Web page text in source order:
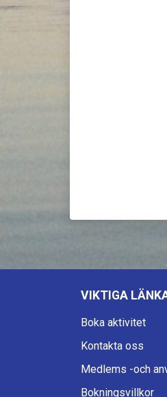
VIKTIGA
Boka aktivitet
Kontakta oss
Medlems -och
Bokningsvillkor